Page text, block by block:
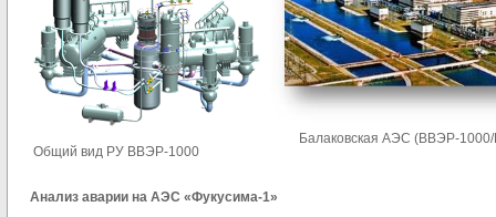
Общий вид РУ ВВЭР-1000
Балаковская АЭС (ВВЭР-1000/
Анализ аварии на АЭС «Фукусима-1»